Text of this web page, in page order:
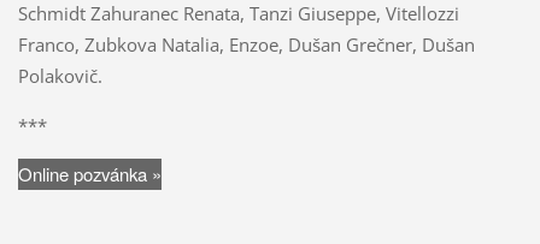
Schmidt Zahuranec Renata, Tanzi Giuseppe, Vitellozzi
Franco, Zubkova Natalia, Enzoe, Dušan Grečner, Dušan
Polakovič.
***
Online pozvánka »